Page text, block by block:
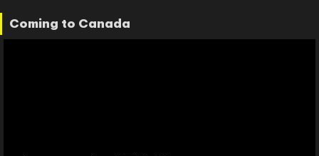
Coming to Canada